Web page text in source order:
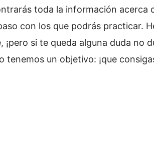
toda la información acerca
con los que podrás practicar.
¡pero si te queda alguna duda no
tenemos un objetivo: ¡que